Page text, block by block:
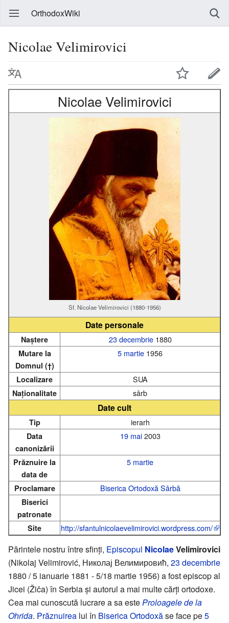
OrthodoxWiki
Nicolae Velimirovici
Nicolae Velimirovici
Sf. Nicolae Velimirovici (1880-1956)
Date personale
Naștere 23 decembrie1880
Mutare la
Domnul (†)
5 martie 1956
Localizare SUA
Naționalitate sârb
Date cult
Tip ierarh
Data
canonizării
19 mai2003
Prăznuire la
data de
5 martie
Proclamare Biserica Ortodoxă Sârbă
Biserici
patronate
Site
http://sfantulnicolaevelimirovici.wordpress.com/
Părintele nostru între sfinți, Episcopul NicolaeVelimirovici
(Nikolaj Velimirović, Николај Велимировић, 23 decembrie
1880 / 5 ianuarie 1881 - 5/18 martie 1956) a fost episcop al
Jicei (Žiča) în Serbia și autorul a mai multe cărți ortodoxe.
Cea mai cunoscută lucrare a sa esteProloagele de la
Ohrida. Prăznuirea lui în Biserica Ortodoxăse face pe5